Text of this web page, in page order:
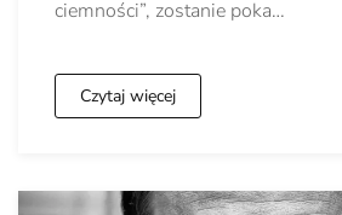
ciemności”, zostanie poka…
Czytaj więcej